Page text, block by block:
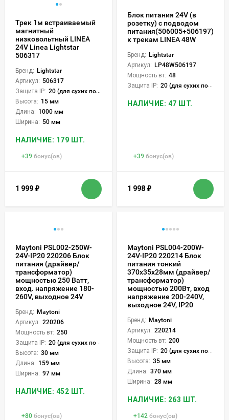
Трек 1м встраиваемый
магнитный
низковольтный LINEA
24V Linea Lightstar
506317
Бренд: Lightstar
Артикул: 506317
Защита IP: 20 (для сухих пом.)
Высота: 15 мм
Длина: 1000 мм
Ширина: 50 мм
НАЛИЧИЕ: 179 ШТ.
+39 бонус(ов)
1 999 ₽
Блок питания 24V (в
розетку) с подводом
питания(506005+506197)
к трекам LINEA 48W
Бренд: Lightstar
Артикул: LP48W506197
Мощность вт: 48
Защита IP: 20 (для сухих пом.)
НАЛИЧИЕ: 47 ШТ.
+39 бонус(ов)
1 998 ₽
Maytoni PSL002-250W-
24V-IP20 220206 Блок
питания (драйвер/
трансформатор)
мощностью 250 Ватт,
вход. напряжение 180-
260V, выходное 24V
Бренд: Maytoni
Артикул: 220206
Мощность вт: 250
Защита IP: 20 (для сухих пом.)
Высота: 30 мм
Длина: 159 мм
Ширина: 97 мм
НАЛИЧИЕ: 452 ШТ.
+80 бонус(ов)
Maytoni PSL004-200W-
24V-IP20 220214 Блок
питания тонкий
370x35x28мм (драйвер/
трансформатор)
мощностью 200Вт, вход
напряжение 200-240V,
выходное 24V, IP20
Бренд: Maytoni
Артикул: 220214
Мощность вт: 200
Защита IP: 20 (для сухих пом.)
Высота: 35 мм
Длина: 370 мм
Ширина: 28 мм
НАЛИЧИЕ: 263 ШТ.
+142 бонус(ов)